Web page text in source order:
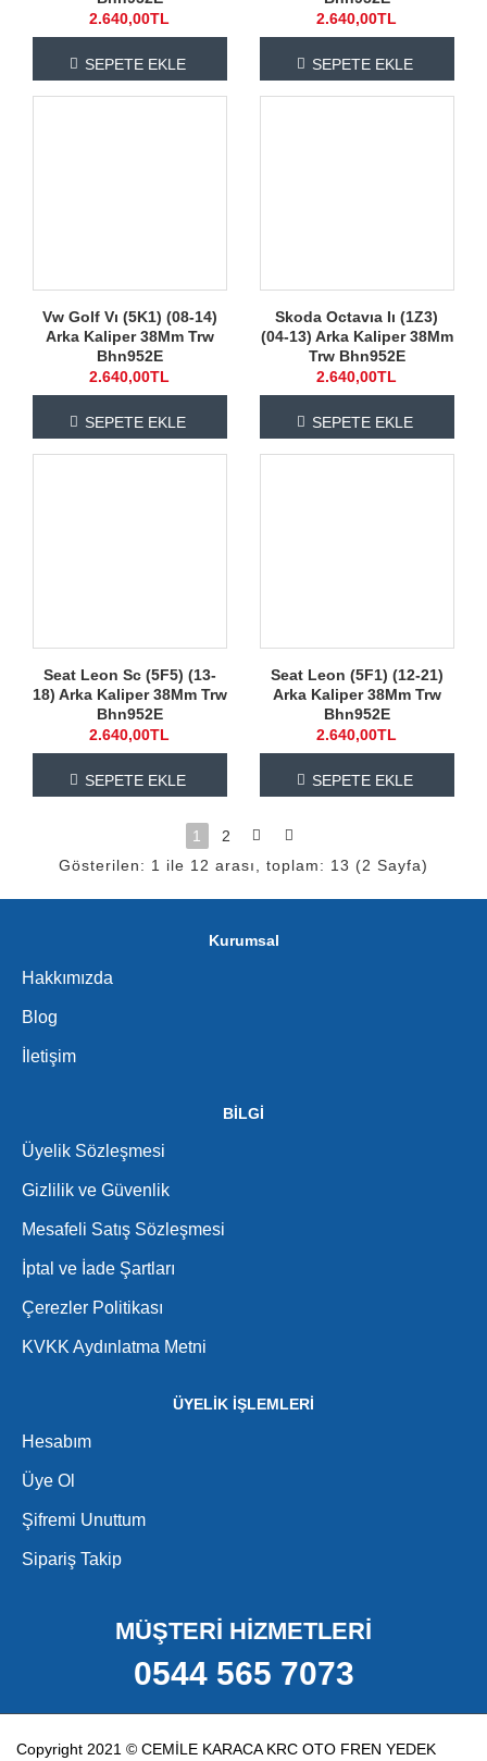
2.640,00TL
SEPETE EKLE
2.640,00TL
SEPETE EKLE
Vw Golf Vı (5K1) (08-14)
Arka Kaliper 38Mm Trw
Bhn952E
2.640,00TL
SEPETE EKLE
Skoda Octavıa Iı (1Z3)
(04-13) Arka Kaliper 38Mm
Trw Bhn952E
2.640,00TL
SEPETE EKLE
Seat Leon Sc (5F5) (13-
18) Arka Kaliper 38Mm Trw
Bhn952E
2.640,00TL
SEPETE EKLE
Seat Leon (5F1) (12-21)
Arka Kaliper 38Mm Trw
Bhn952E
2.640,00TL
SEPETE EKLE
1
2
Gösterilen: 1 ile 12 arası, toplam: 13 (2 Sayfa)
Kurumsal
Hakkımızda
Blog
İletişim
BİLGİ
Üyelik Sözleşmesi
Gizlilik ve Güvenlik
Mesafeli Satış Sözleşmesi
İptal ve İade Şartları
Çerezler Politikası
KVKK Aydınlatma Metni
ÜYELİK İŞLEMLERİ
Hesabım
Üye Ol
Şifremi Unuttum
Sipariş Takip
MÜŞTERİ HİZMETLERİ
0544 565 7073
Copyright 2021 © CEMİLE KARACA KRC OTO FREN YEDEK